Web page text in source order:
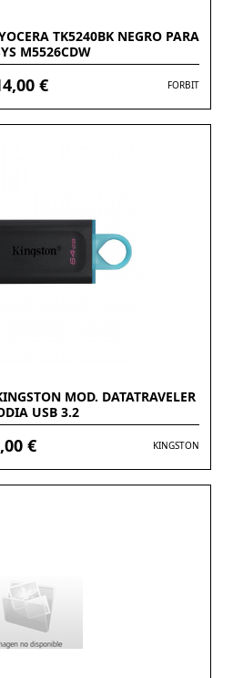
TK5240BK NEGRO PARA
M5526CDW
€ FORBIT
MOD. DATATRAVELER
USB 3.2
€ KINGSTON